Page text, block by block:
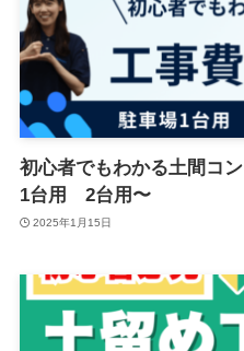
初心者でもわかる土間コ
1台用 2台用〜
2025年1月15日